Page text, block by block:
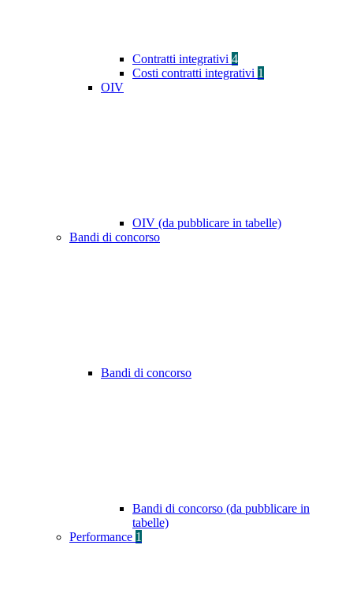
Contratti integrativi 4
Costi contratti integrativi 1
OIV
OIV (da pubblicare in tabelle)
Bandi di concorso
Bandi di concorso
Bandi di concorso (da pubblicare in
tabelle)
Performance 1